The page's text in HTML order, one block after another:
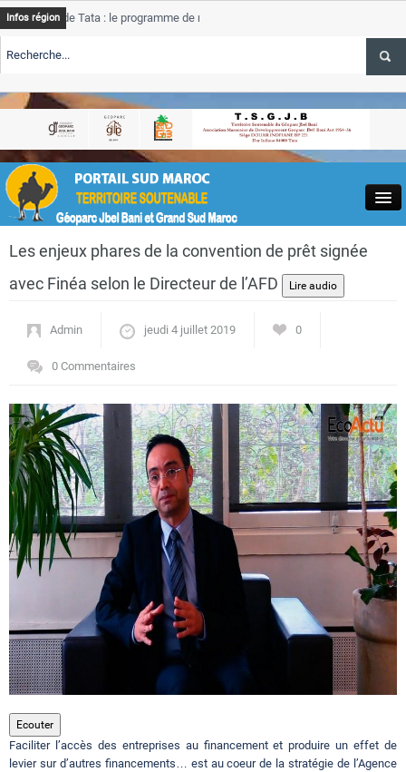
Close
Actualités
Circuits touristiques
Tourisme
Régions
Hotels
Evenements
Contact
Infos région
de Tata : le programme de rehabilitation post-inondations
TSGJB Tourisme : l’ONMT renforce l’aerien a Dakhla et
Tata
TSGJB Tourisme au Maroc : Transavia renforce les vols Paris-
Les enjeux phares de la convention de prêt signée
avec Finéa selon le Directeur de l’AFD
Admin jeudi 4 juillet 2019 0
0 Commentaires
Ecouter
Faciliter l’accès des entreprises au financement et produire un effet de
levier sur d’autres financements… est au coeur de la stratégie de l’Agence